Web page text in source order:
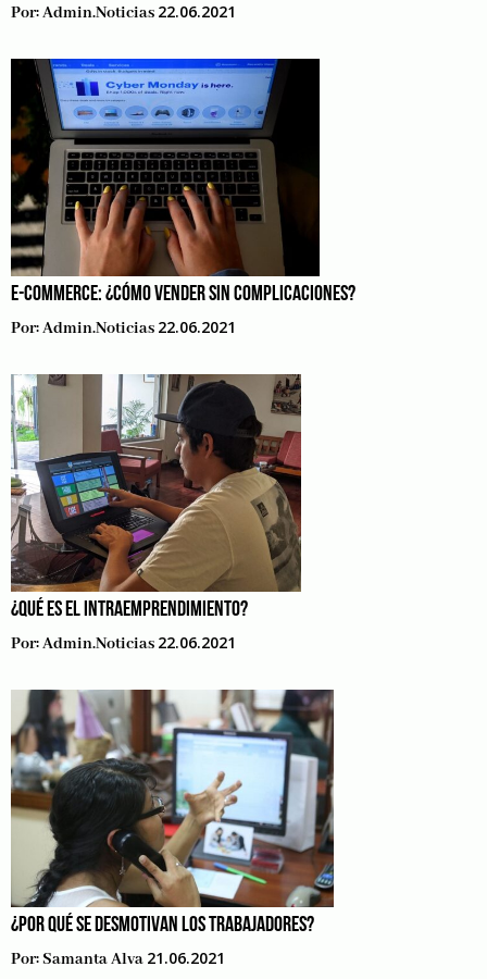
Por:Admin.noticias 22.06.2021
E-COMMERCE: ¿CÓMO VENDER SIN COMPLICACIONES?
Por:Admin.noticias 22.06.2021
¿QUÉ ES EL INTRAEMPRENDIMIENTO?
Por:Admin.noticias 22.06.2021
¿POR QUÉ SE DESMOTIVAN LOS TRABAJADORES?
Por:Samanta Alva 21.06.2021